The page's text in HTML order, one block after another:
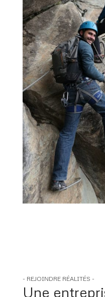
- REJOINDRE RÉALITÉS -
Une